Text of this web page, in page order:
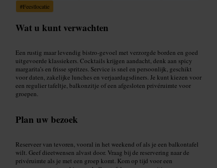
#Feestlocatie
Wat u kunt verwachten
Een rustig maar levendig bistro‑gevoel met verzorgde borden en goed
uitgevoerde klassiekers. Cocktails krijgen aandacht, denk aan spicy
margarita’s en frisse spritzes. Service is snel en persoonlijk, geschikt
voor daten, zakelijke lunches en verjaardagsdiners. Je kunt kiezen voor
een regulier tafeltje, balkonzitje of een afgesloten privéruimte voor
groepen.
Plan uw bezoek
Reserveer van tevoren, vooral in het weekend of als je een balkontafel
wilt. Geef dieetwensen alvast door. Vraag bij de reservering naar de
privéruimte als je met een groep komt. Kom op tijd voor een